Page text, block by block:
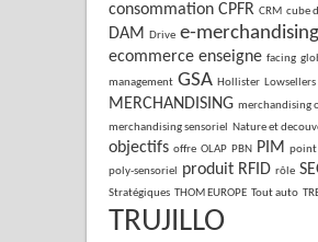
consommation CPFR CRM cube
DAM Drive e-merchandising
ecommerce enseigne facing
management GSA Hollister Lowsellers
MERCHANDISING merchandising
merchandising sensoriel Nature et
objectifs offre OLAP PBN PIM point
poly-sensoriel produit RFID rôle
Stratégiques THOM EUROPE Tout auto
TRUJILLO